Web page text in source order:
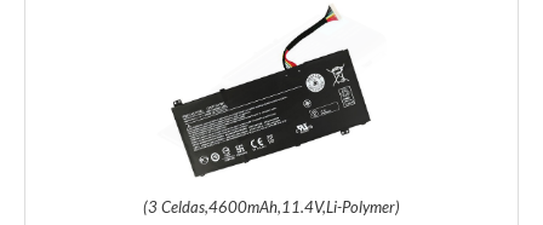
(3 Celdas,4600mAh,11.4V,Li-Polymer)